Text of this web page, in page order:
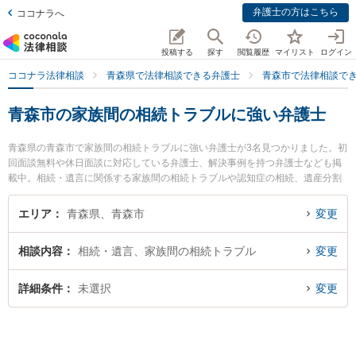
ココナラへ 弁護士の方はこちら
投稿する 探す 閲覧履歴 マイリスト ログイン
ココナラ法律相談 青森県で法律相談できる弁護士 青森市で法律相談で
青森市の家族間の相続トラブルに強い弁護士
青森県の青森市で家族間の相続トラブルに強い弁護士が3名見つかりました。初
回面談無料や休日面談に対応している弁護士、解決事例を持つ弁護士なども掲
載中。相続・遺言に関係する家族間の相続トラブルや認知症の相続、遺産分割
等の細かな分野での絞り込み検索もでき便利です。特に雪のまち法律事務所の
三上 大介弁護士や須藤真悟法律事務所の須藤 真悟弁護士、青い森法律事務所の
ぐに弁護士に相談したい』『家族間の相続トラブルのトラブル解決の実績豊富
な近くの弁護士を検索したい』『初回相談無料で家族間の相続トラブルを法律
相談できる青森市内の弁護士に相談予約したい』などでお困りの相談者さんに
エリア 青森県、青森市 変更
相談内容 相続・遺言、家族間の相続トラブル 変更
詳細条件 未選択 変更